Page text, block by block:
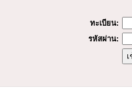
ทะเบียน:
รหัสผ่าน: